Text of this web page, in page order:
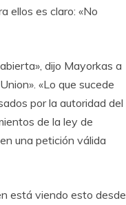
ellos es claro: «No
dijo Mayorkas a
«Lo que sucede
por la autoridad del
de la ley de
una petición válida
está viendo esto desde